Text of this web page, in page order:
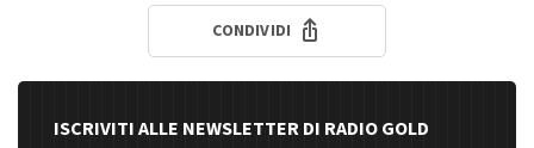
CONDIVIDI
ISCRIVITI ALLE NEWSLETTER DI RADIO GOLD